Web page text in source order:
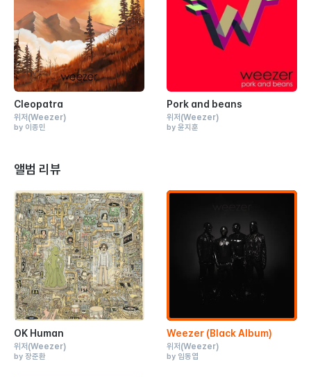
Cleopatra
위저 (Weezer)
by 이종민
Pork and beans
위저 (Weezer)
by 윤지훈
앨범 리뷰
OK Human
위저 (Weezer)
by 장준환
Weezer (Black Album)
위저 (Weezer)
by 임동엽